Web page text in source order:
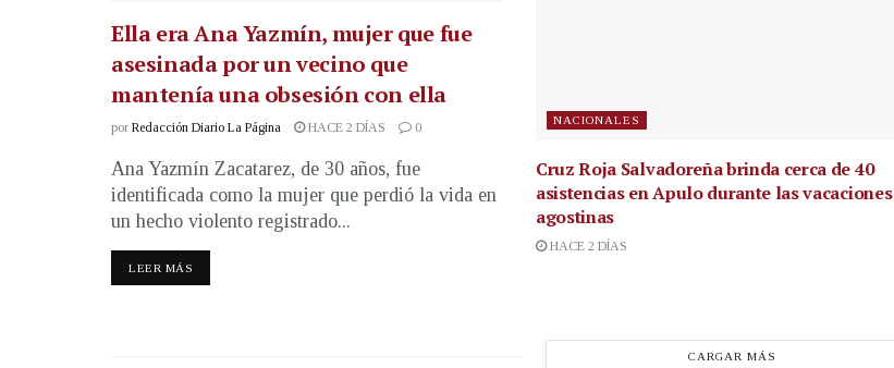
Ella era Ana Yazmín, mujer que fue
asesinada por un vecino que
mantenía una obsesión con ella
por Redacción Diario La Página HACE 2 DÍAS 0
Ana Yazmín Zacatarez, de 30 años, fue
identificada como la mujer que perdió la vida en
un hecho violento registrado...
LEER MÁS
NACIONALES
Cruz Roja Salvadoreña brinda cerca de 40
asistencias en Apulo durante las vacaciones
agostinas
HACE 2 DÍAS
CARGAR MÁS